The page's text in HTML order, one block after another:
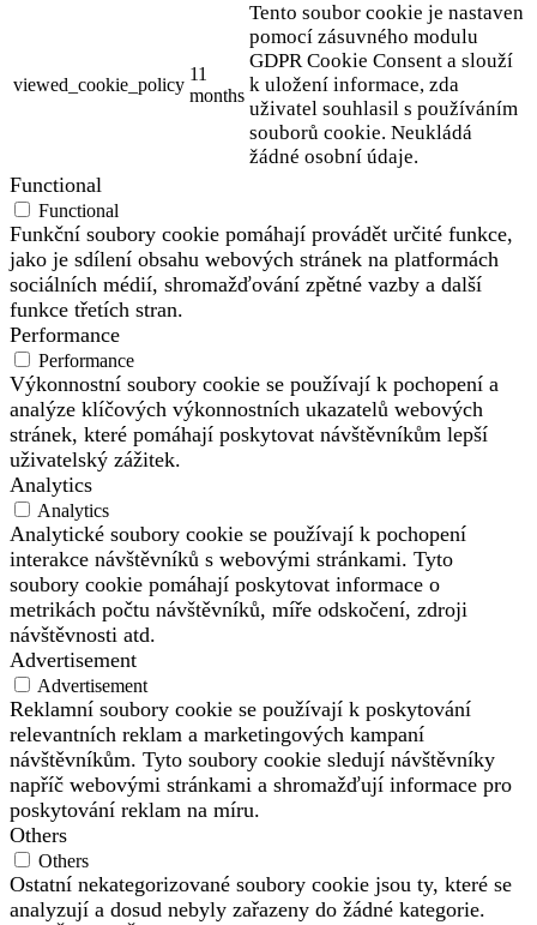
viewed_cookie_policy
11
months
Tento soubor cookie je nastaven
pomocí zásuvného modulu
GDPR Cookie Consent a slouží
k uložení informace, zda
uživatel souhlasil s používáním
souborů cookie. Neukládá
žádné osobní údaje.
Functional
Functional
Funkční soubory cookie pomáhají provádět určité funkce,
jako je sdílení obsahu webových stránek na platformách
sociálních médií, shromažďování zpětné vazby a další
funkce třetích stran.
Performance
Performance
Výkonnostní soubory cookie se používají k pochopení a
analýze klíčových výkonnostních ukazatelů webových
stránek, které pomáhají poskytovat návštěvníkům lepší
uživatelský zážitek.
Analytics
Analytics
Analytické soubory cookie se používají k pochopení
interakce návštěvníků s webovými stránkami. Tyto
soubory cookie pomáhají poskytovat informace o
metrikách počtu návštěvníků, míře odskočení, zdroji
návštěvnosti atd.
Advertisement
Advertisement
Reklamní soubory cookie se používají k poskytování
relevantních reklam a marketingových kampaní
návštěvníkům. Tyto soubory cookie sledují návštěvníky
napříč webovými stránkami a shromažďují informace pro
poskytování reklam na míru.
Others
Others
Ostatní nekategorizované soubory cookie jsou ty, které se
analyzují a dosud nebyly zařazeny do žádné kategorie.